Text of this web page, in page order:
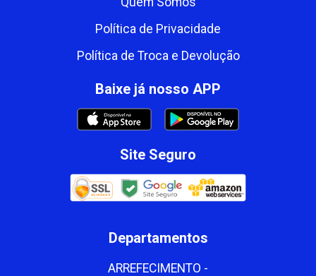
Política de Privacidade
Política de Troca e Devolução
Baixe já nosso APP
Site Seguro
Departamentos
ARREFECIMENTO -